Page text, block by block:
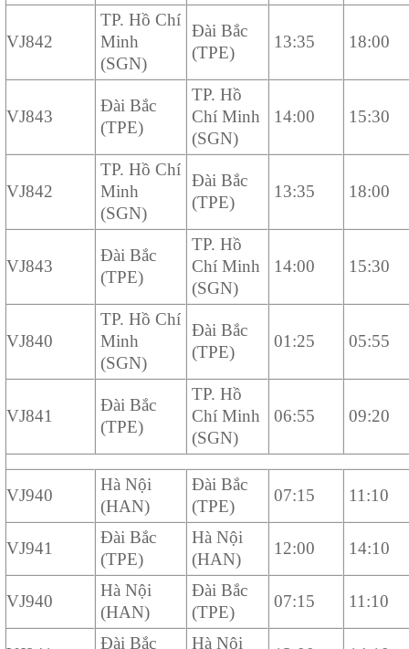
VJ842
TP. Hồ Chí
Minh
(SGN)
Đài Bắc
(TPE)
13:35 18:00
VJ843
Đài Bắc
(TPE)
TP. Hồ
Chí Minh
(SGN)
14:00 15:30
VJ842
TP. Hồ Chí
Minh
(SGN)
Đài Bắc
(TPE)
13:35 18:00
VJ843
Đài Bắc
(TPE)
TP. Hồ
Chí Minh
(SGN)
14:00 15:30
VJ840
TP. Hồ Chí
Minh
(SGN)
Đài Bắc
(TPE)
01:25 05:55
VJ841
Đài Bắc
(TPE)
TP. Hồ
Chí Minh
(SGN)
06:55 09:20
VJ940
Hà Nội
(HAN)
Đài Bắc
(TPE)
07:15 11:10
VJ941
Đài Bắc
(TPE)
Hà Nội
(HAN)
12:00 14:10
VJ940
Hà Nội
(HAN)
Đài Bắc
(TPE)
07:15 11:10
Đài Bắc Hà Nội